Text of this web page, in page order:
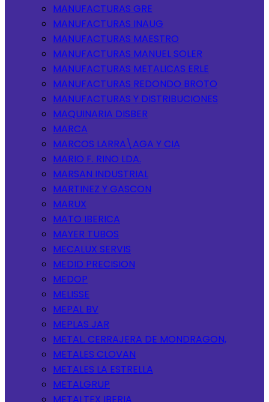
MANUFACTURAS GRE
MANUFACTURAS INAUG
MANUFACTURAS MAESTRO
MANUFACTURAS MANUEL SOLER
MANUFACTURAS METALICAS ERLE
MANUFACTURAS REDONDO BROTO
MANUFACTURAS Y DISTRIBUCIONES
MAQUINARIA DISBER
MARCA
MARCOS LARRA\AGA Y CIA
MARIO F. RINO LDA.
MARSAN INDUSTRIAL
MARTINEZ Y GASCON
MARUX
MATO IBERICA
MAYER TUBOS
MECALUX SERVIS
MEDID PRECISION
MEDOP
MELISSE
MEPAL BV
MEPLAS JAR
METAL. CERRAJERA DE MONDRAGON,
METALES CLOVAN
METALES LA ESTRELLA
METALGRUP
METALTEX IBERIA